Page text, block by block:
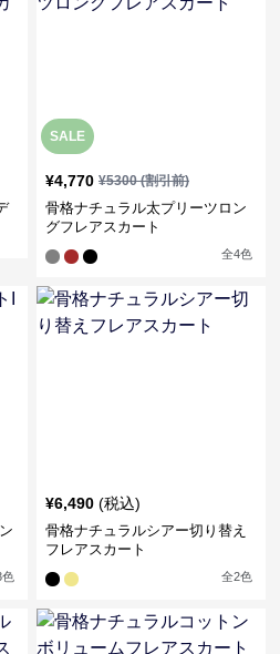
SALE
¥4,770 ¥5300(割引前)
骨格ナチュラル太プリーツロン
グフレアスカート
全4色
色
¥6,490 (税込)
骨格ナチュラルシアー切り替え
フレアスカート
全2色